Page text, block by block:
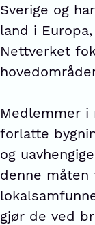
Sverige og
land i
Nettverket
Medlemmer i
forlatte
og
denne
gjør de ved